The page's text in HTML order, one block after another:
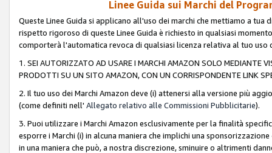
Linee Guida sui Marchi del
Queste Linee Guida si applicano all'uso dei marchi che mettiamo a
rispetto rigoroso di queste Linee Guida è richiesto in qualsiasi
comporterà l'automatica revoca di qualsiasi licenza relativa al tuo uso
1. SEI AUTORIZZATO AD USARE I MARCHI AMAZON SOLO MEDIANTE
PRODOTTI SU UN SITO AMAZON, CON UN CORRISPONDENTE LINK
2. Il tuo uso dei Marchi Amazon deve (i) attenersi alla versione più
(come definiti nell' Allegato relativo alle Commissioni Pubblicitarie).
3. Puoi utilizzare i Marchi Amazon esclusivamente per la finalità
esporre i Marchi (i) in alcuna maniera che implichi una
in una maniera che può, a nostra discrezione, sminuire o altrimenti